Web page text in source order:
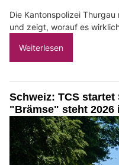
Die Kantonspolizei
und zeigt, worauf es
Weiterlesen
Schweiz: TCS
"Brämse" steht 2026